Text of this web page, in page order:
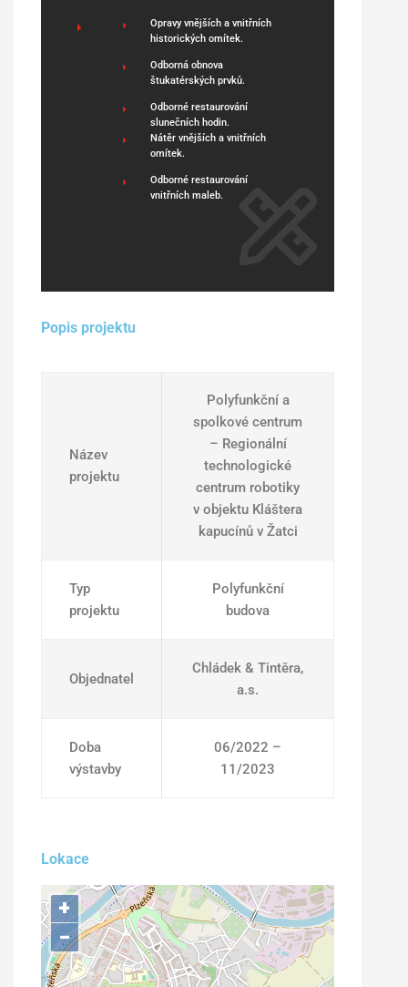
Opravy vnějších a vnitřních
historických omítek.
Odborná obnova
štukatérských prvků.
Odborné restaurování
slunečních hodin.
Nátěr vnějších a vnitřních
omítek.
Odborné restaurování
vnitřních maleb.
Popis projektu
Název
projektu
Polyfunkční a
spolkové centrum
– Regionální
technologické
centrum robotiky
v objektu Kláštera
kapucínů v Žatci
Typ
projektu
Polyfunkční
budova
Objednatel
Chládek & Tintěra,
a.s.
Doba
výstavby
06/2022 –
11/2023
Lokace
+
−